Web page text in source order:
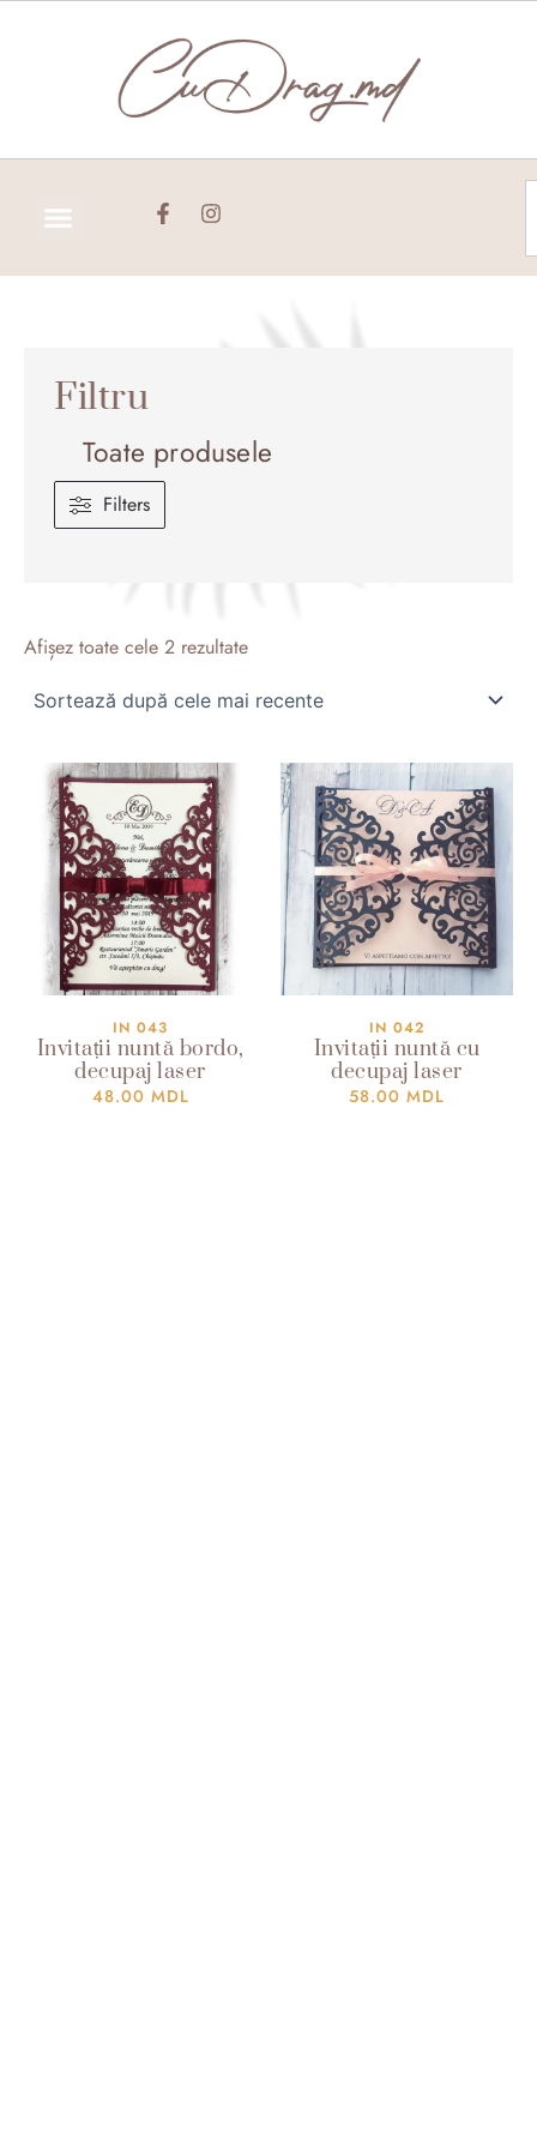
Filtru
Toate produsele
Filters
Afișez toate cele 2 rezultatedupă
recente
IN 043
Invitații nuntă bordo,
decupaj laser
48.00 MDL
IN 042
Invitații nuntă cu
decupaj laser
58.00 MDL